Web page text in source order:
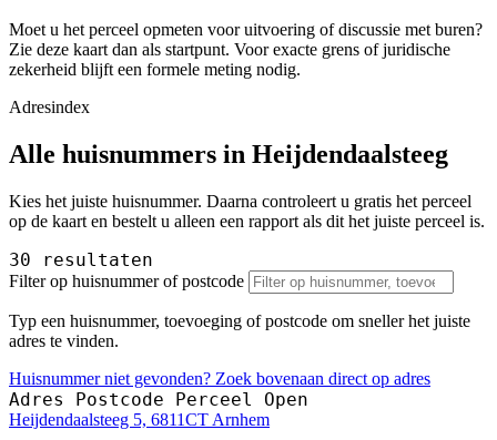
Moet u het perceel opmeten voor uitvoering of discussie met buren?
Zie deze kaart dan als startpunt. Voor exacte grens of juridische
zekerheid blijft een formele meting nodig.
Adresindex
Alle huisnummers in Heijdendaalsteeg
Kies het juiste huisnummer. Daarna controleert u gratis het perceel
op de kaart en bestelt u alleen een rapport als dit het juiste perceel is.
30 resultaten
Filter op huisnummer of postcode
Typ een huisnummer, toevoeging of postcode om sneller het juiste
adres te vinden.
Huisnummer niet gevonden? Zoek bovenaan direct op adres
Adres Postcode Perceel Open
Heijdendaalsteeg 5, 6811CT Arnhem